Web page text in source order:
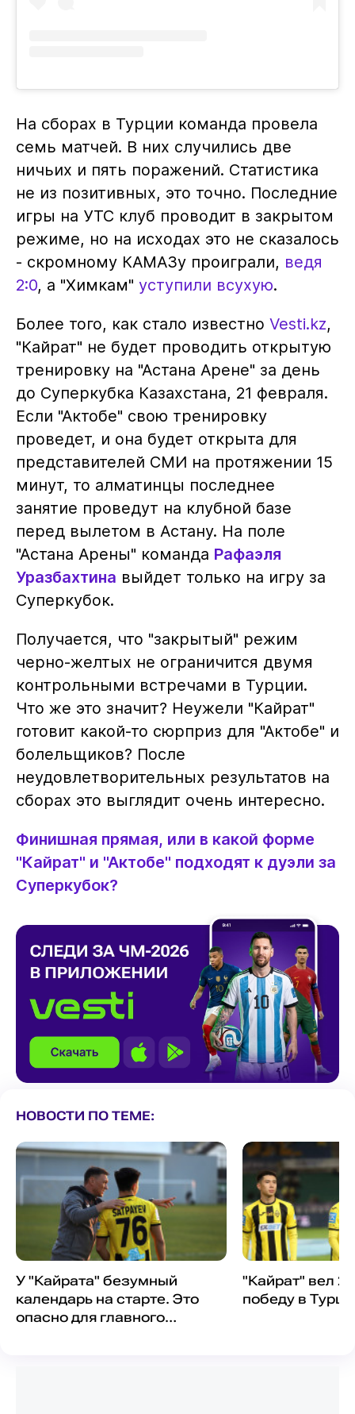
На сборах в Турции команда провела
семь матчей. В них случились две
ничьих и пять поражений. Статистика
не из позитивных, это точно. Последние
игры на УТС клуб проводит в закрытом
режиме, но на исходах это не сказалось
- скромному КАМАЗу проиграли, ведя
2:0, а "Химкам" уступили всухую.
Более того, как стало известно Vesti.kz,
"Кайрат" не будет проводить открытую
тренировку на "Астана Арене" за день
до Суперкубка Казахстана, 21 февраля.
Если "Актобе" свою тренировку
проведет, и она будет открыта для
представителей СМИ на протяжении 15
минут, то алматинцы последнее
занятие проведут на клубной базе
перед вылетом в Астану. На поле
"Астана Арены" команда Рафаэля
Уразбахтина выйдет только на игру за
Суперкубок.
Получается, что "закрытый" режим
черно-желтых не ограничится двумя
контрольными встречами в Турции.
Что же это значит? Неужели "Кайрат"
готовит какой-то сюрприз для "Актобе" и
болельщиков? После
неудовлетворительных результатов на
сборах это выглядит очень интересно.
Финишная прямая, или в какой форме
"Кайрат" и "Актобе" подходят к дуэли за
Суперкубок?
НОВОСТИ ПО ТЕМЕ:
У "Кайрата" безумный
календарь на старте. Это
опасно для главного
"Кайрат" вел
победу в